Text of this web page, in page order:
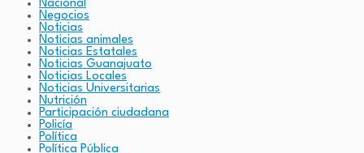
Nacional
Negocios
Noticias
Noticias animales
Noticias Estatales
Noticias Guanajuato
Noticias Locales
Noticias Universitarias
Nutrición
Participación ciudadana
Policía
Política
Política Pública